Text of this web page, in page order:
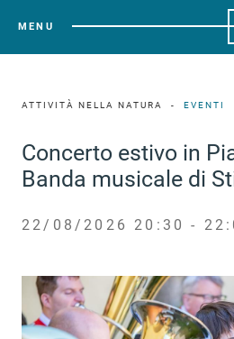
MENU
ATTIVITÀ NELLA NATURA EVENTI
Concerto estivo in
Banda musicale di
22/08/2026 20:30 -